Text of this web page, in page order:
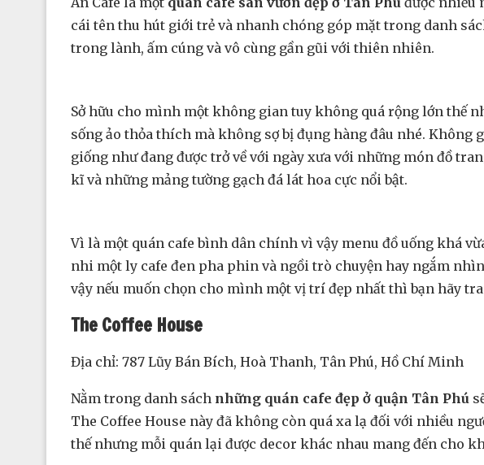
cái tên thu hút giới trẻ và nhanh chóng góp mặt trong danh
trong lành, ấm cúng và vô cùng gần gũi với thiên nhiên.
Sở hữu cho mình một không gian tuy không quá rộng lớn thế
sống ảo thỏa thích mà không sợ bị đụng hàng đâu nhé.
giống như đang được trở về với ngày xưa với những món đồ
kĩ và những mảng tường gạch đá lát hoa cực nổi bật.
Vì là một quán cafe bình dân chính vì vậy menu đồ uống khá
nhi một ly cafe đen pha phin và ngồi trò chuyện hay ngắm
vậy nếu muốn chọn cho mình một vị trí đẹp nhất thì bạn hãy
The Coffee House
Địa chỉ: 787 Lũy Bán Bích, Hoà Thanh, Tân Phú, Hồ Chí Minh
Nằm trong danh sách những quán cafe đẹp ở quận Tân Phú
The Coffee House này đã không còn quá xa lạ đối với nhiều
thế nhưng mỗi quán lại được decor khác nhau mang đến cho